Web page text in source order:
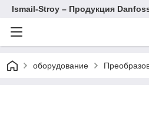
Ismail-Stroy – Продукция
оборудование